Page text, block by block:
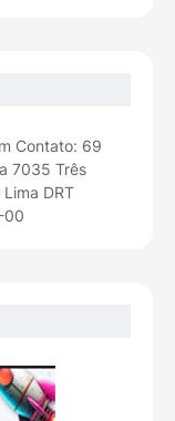
Contato: 69
7035 Três
DRT
00